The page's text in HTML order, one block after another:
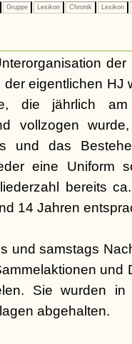
Gruppe Lexikon Chronik Lexikon
eigentlichen HJ
die jährlich
vollzogen
und das
eine Uniform
bereits
14 Jahren
und samstags
und
Sie wurden
abgehalten.